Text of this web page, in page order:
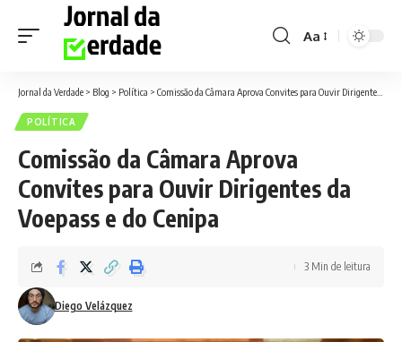
Font
Aa
Jornal da Verdade > Blog > Política > Comissão da Câmara Aprova Convites para Ouvir Dirigentes da Voepass e do Cenipa
POLÍTICA
Comissão da Câmara Aprova
Convites para Ouvir Dirigentes da
Voepass e do Cenipa
Diego Velázquez
3 Min de leitura